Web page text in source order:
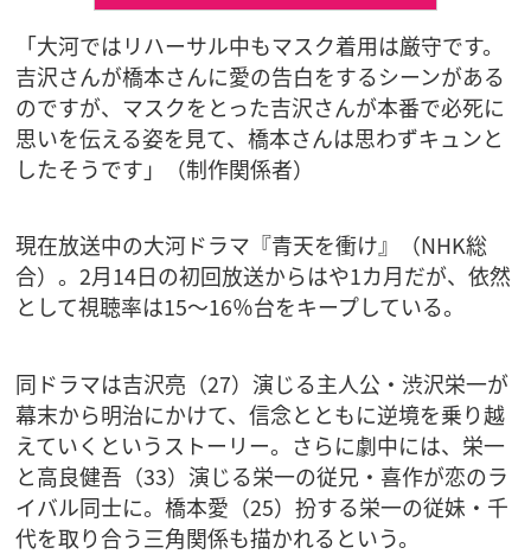
「大河ではリハーサル中もマスク着用は厳守です。
吉沢さんが橋本さんに愛の告白をするシーンがある
のですが、マスクをとった吉沢さんが本番で必死に
思いを伝える姿を見て、橋本さんは思わずキュンと
したそうです」（制作関係者）
現在放送中の大河ドラマ『青天を衝け』（NHK総
合）。2月14日の初回放送からはや1カ月だが、依然
として視聴率は15～16％台をキープしている。
同ドラマは吉沢亮（27）演じる主人公・渋沢栄一が
幕末から明治にかけて、信念とともに逆境を乗り越
えていくというストーリー。さらに劇中には、栄一
と高良健吾（33）演じる栄一の従兄・喜作が恋のラ
イバル同士に。橋本愛（25）扮する栄一の従妹・千
代を取り合う三角関係も描かれるという。